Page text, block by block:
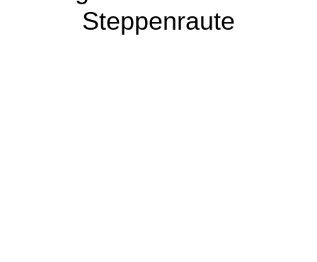
Steppenraute